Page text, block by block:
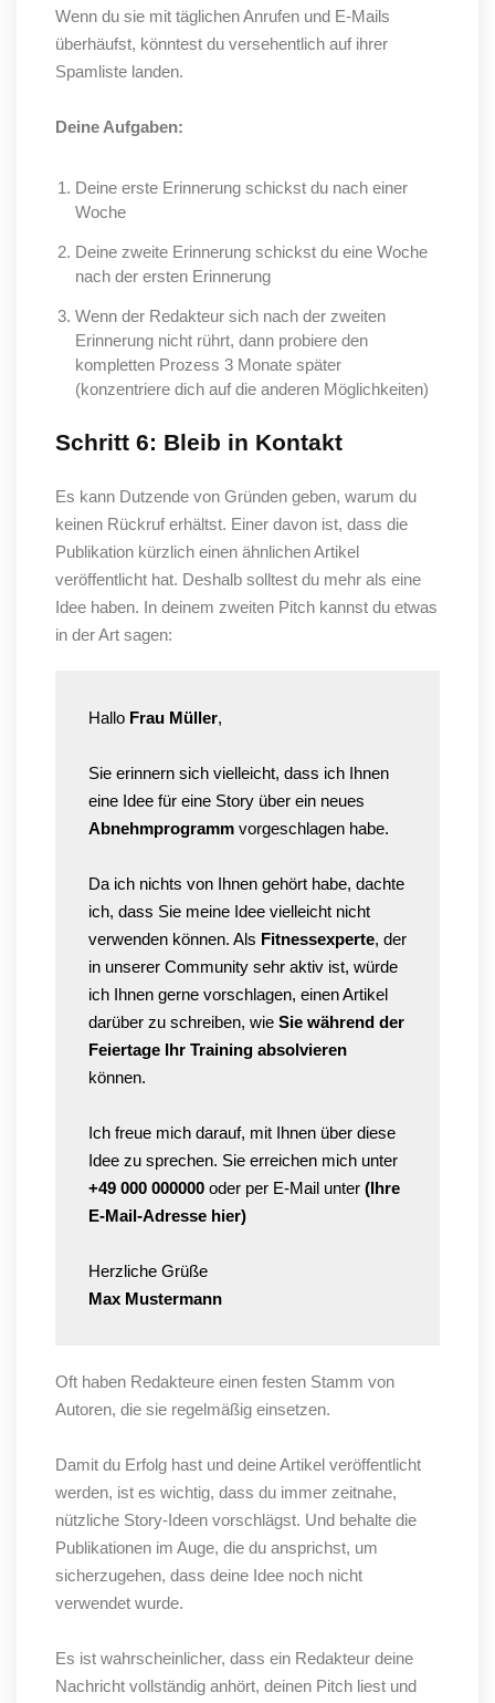
Wenn du sie mit täglichen Anrufen und E-Mails
überhäufst, könntest du versehentlich auf ihrer
Spamliste landen.
Deine Aufgaben:
Deine erste Erinnerung schickst du nach einer
Woche
Deine zweite Erinnerung schickst du eine Woche
nach der ersten Erinnerung
Wenn der Redakteur sich nach der zweiten
Erinnerung nicht rührt, dann probiere den
kompletten Prozess 3 Monate später
(konzentriere dich auf die anderen Möglichkeiten)
Schritt 6: Bleib in Kontakt
Es kann Dutzende von Gründen geben, warum du
keinen Rückruf erhältst. Einer davon ist, dass die
Publikation kürzlich einen ähnlichen Artikel
veröffentlicht hat. Deshalb solltest du mehr als eine
Idee haben. In deinem zweiten Pitch kannst du etwas
in der Art sagen:
Hallo Frau Müller,
Sie erinnern sich vielleicht, dass ich Ihnen
eine Idee für eine Story über ein neues
Abnehmprogramm vorgeschlagen habe.
Da ich nichts von Ihnen gehört habe, dachte
ich, dass Sie meine Idee vielleicht nicht
verwenden können. Als Fitnessexperte, der
in unserer Community sehr aktiv ist, würde
ich Ihnen gerne vorschlagen, einen Artikel
darüber zu schreiben, wie Sie während der
Feiertage Ihr Training absolvieren
können.
Ich freue mich darauf, mit Ihnen über diese
Idee zu sprechen. Sie erreichen mich unter
+49 000 000000 oder per E-Mail unter (Ihre
E-Mail-Adresse hier)
Herzliche Grüße
Max Mustermann
Oft haben Redakteure einen festen Stamm von
Autoren, die sie regelmäßig einsetzen.
Damit du Erfolg hast und deine Artikel veröffentlicht
werden, ist es wichtig, dass du immer zeitnahe,
nützliche Story-Ideen vorschlägst. Und behalte die
Publikationen im Auge, die du ansprichst, um
sicherzugehen, dass deine Idee noch nicht
verwendet wurde.
Es ist wahrscheinlicher, dass ein Redakteur deine
Nachricht vollständig anhört, deinen Pitch liest und